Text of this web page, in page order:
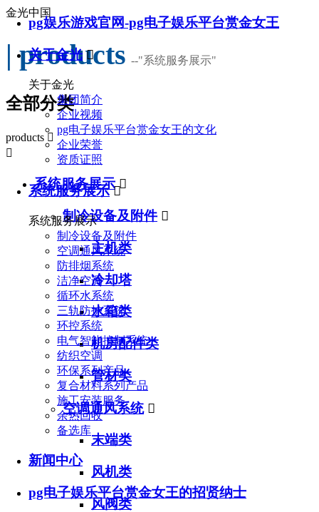
pg娱乐游戏官网-pg电子娱乐平台赏金女王
关于金光 
关于金光
集团简介
企业视频
pg电子娱乐平台赏金女王的文化
企业荣誉
资质证照
系统服务展示 
系统服务展示
制冷设备及附件
空调通风系统
防排烟系统
洁净空调
循环水系统
三轨防护系统
环控系统
电气智能控制系统
纺织空调
环保系列产品
复合材料系列产品
施工安装服务
余热回收
备选库
新闻中心
pg电子娱乐平台赏金女王的招贤纳士
金光中国
| products --"系统服务展示"
全部分类
products 

系统服务展示 
制冷设备及附件 
主机类
冷却塔
水箱类
机房配件类
管材类
空调通风系统 
末端类
风机类
风阀类